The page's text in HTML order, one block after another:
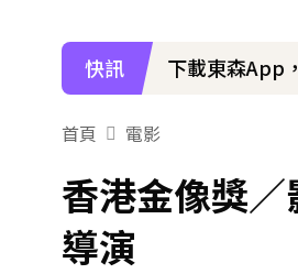
快訊 下載東森App
首頁 電影
香港金像獎
導演